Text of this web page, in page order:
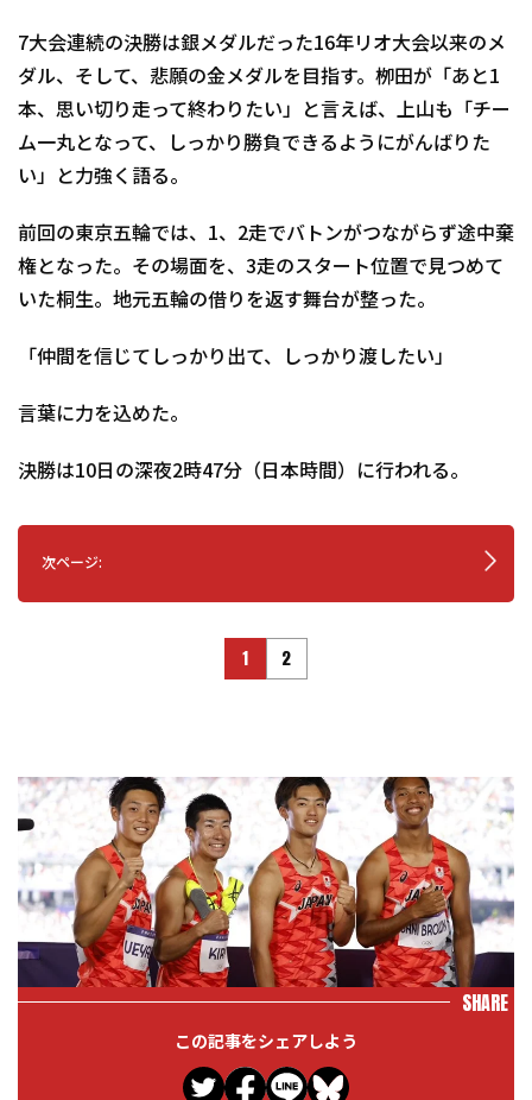
7大会連続の決勝は銀メダルだった16年リオ大会以来のメ
ダル、そして、悲願の金メダルを目指す。栁田が「あと1
本、思い切り走って終わりたい」と言えば、上山も「チー
ム一丸となって、しっかり勝負できるようにがんばりた
い」と力強く語る。
前回の東京五輪では、1、2走でバトンがつながらず途中棄
権となった。その場面を、3走のスタート位置で見つめて
いた桐生。地元五輪の借りを返す舞台が整った。
「仲間を信じてしっかり出て、しっかり渡したい」
言葉に力を込めた。
決勝は10日の深夜2時47分（日本時間）に行われる。
次ページ:
1 2
SHARE
この記事をシェアしよう